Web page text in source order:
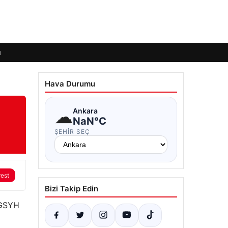
Hava Durumu
☁Ankara
NaN°C
ŞEHIR SEÇ
Bizi Takip Edin